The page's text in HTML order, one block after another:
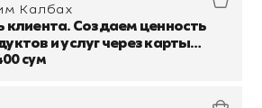
Калбах
клиента. Создаем ценность
и услуг через карты
блупринты и другие
сум